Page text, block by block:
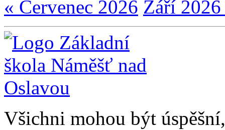
« Červenec 2026 Září
Všichni mohou být